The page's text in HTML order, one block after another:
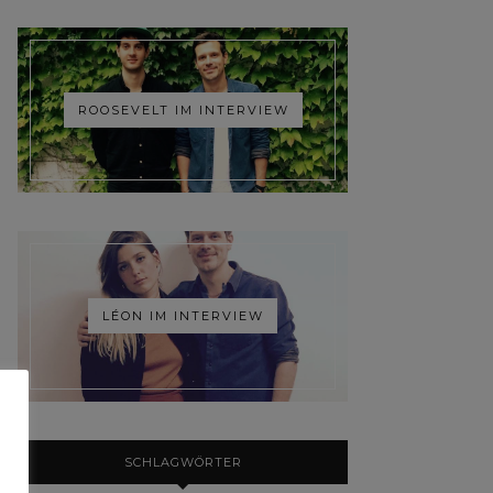
ROOSEVELT IM INTERVIEW
LÉON IM INTERVIEW
SCHLAGWÖRTER